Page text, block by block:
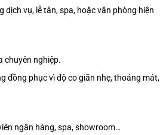
vụ, lễ tân, spa, hoặc văn phòng hiện
chuyên nghiệp.
đồng phục vì độ co giãn nhẹ, thoáng mát,
ngân hàng, spa, showroom…